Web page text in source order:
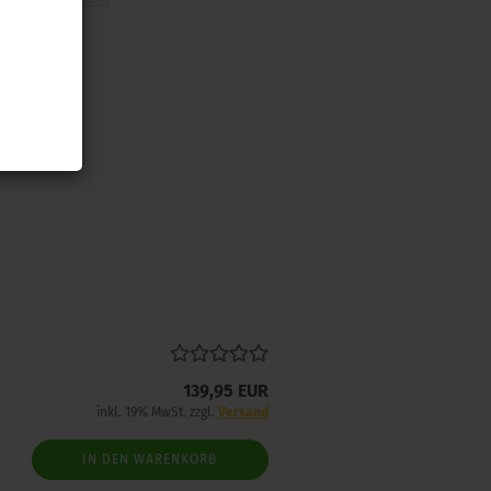
139,95 EUR
inkl. 19% MwSt. zzgl. Versand
IN DEN WARENKORB